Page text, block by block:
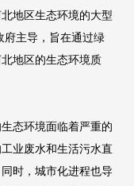
地区生态环境的大型
府主导，旨在通过绿
地区的生态环境质
态环境面临着严重的
业废水和生活污水直
时，城市化进程也导